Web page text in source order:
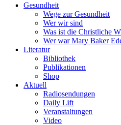
Gesundheit
Wege zur Gesundheit
Wer wir sind
Was ist die Christliche
Wer war Mary Baker
Literatur
Bibliothek
Publikationen
Shop
Aktuell
Radiosendungen
Daily Lift
Veranstaltungen
Video